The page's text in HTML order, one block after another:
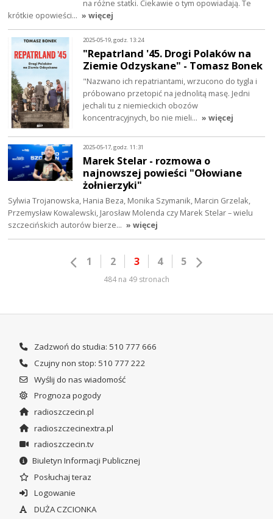
na różne statki. Ciekawie o tym opowiadają. Te
krótkie opowieści… » więcej
2025-05-19, godz. 13:24
"Repatrland '45. Drogi Polaków na
Ziemie Odzyskane" - Tomasz Bonek
"Nazwano ich repatriantami, wrzucono do tygla i
próbowano przetopić na jednolitą masę. Jedni
jechali tu z niemieckich obozów
koncentracyjnych, bo nie mieli… » więcej
2025-05-17, godz. 11:31
Marek Stelar - rozmowa o
najnowszej powieści "Ołowiane
żołnierzyki"
Sylwia Trojanowska, Hania Beza, Monika Szymanik, Marcin Grzelak,
Przemysław Kowalewski, Jarosław Molenda czy Marek Stelar – wielu
szczecińskich autorów bierze… » więcej
1 2 3 4 5
484 na 49 stronach
Zadzwoń do studia: 510 777 666
Czujny non stop: 510 777 222
Wyślij do nas wiadomość
Prognoza pogody
radioszczecin.pl
radioszczecinextra.pl
radioszczecin.tv
Biuletyn Informacji Publicznej
Posłuchaj teraz
Logowanie
DUŻA CZCIONKA